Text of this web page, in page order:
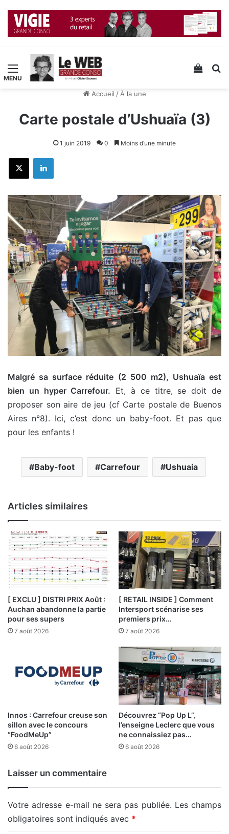
Menu Voir
Accueil / À la une
Carte postale d’Ushuaïa (3)
1 juin 2019 0 Moins d’une minute
X Linkedin
Malgré sa surface réduite (2 500 m2), Ushuaïa est
bien un hyper Carrefour. Et, à ce titre, se doit de
proposer son aire de jeu (cf Carte postale de Buenos
Aires n°8). Ici, c’est donc un baby-foot. Et pas que
pour les enfants !
Baby-foot Carrefour Ushuaia
Articles similaires
[ EXCLU ] DISTRI PRIX Août :
Auchan abandonne la partie
pour ses supers
7 août 2026
[ RETAIL INSIDE ] Comment
Intersport scénarise ses
premiers prix…
7 août 2026
Innos : Carrefour creuse son
sillon avec le concours
“FoodMeUp”
6 août 2026
Découvrez “Pop Up L”,
l’enseigne Leclerc que vous
ne connaissiez pas…
6 août 2026
Laisser un commentaire
Votre adresse e-mail ne sera pas publiée. Les champs
obligatoires sont indiqués avec *